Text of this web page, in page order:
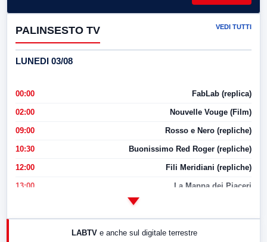
PALINSESTO TV VEDI TUTTI
LUNEDI 03/08
00:00 FabLab (replica)
02:00 Nouvelle Vouge (Film)
09:00 Rosso e Nero (repliche)
10:30 Buonissimo Red Roger (repliche)
12:00 Fili Meridiani (repliche)
13:00 La Mappa dei Piaceri
LABTV e anche sul digitale terrestre